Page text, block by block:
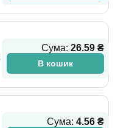
Сума: 26.59 ₴
В кошик
Сума: 4.56 ₴